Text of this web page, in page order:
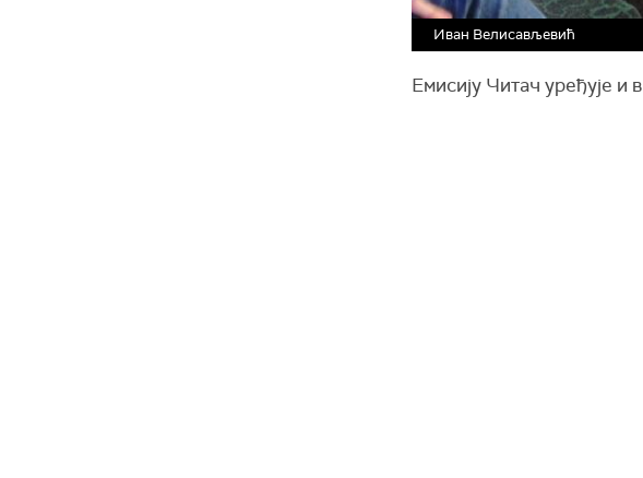
Иван Велисављевић
Емисију Читач уређује и